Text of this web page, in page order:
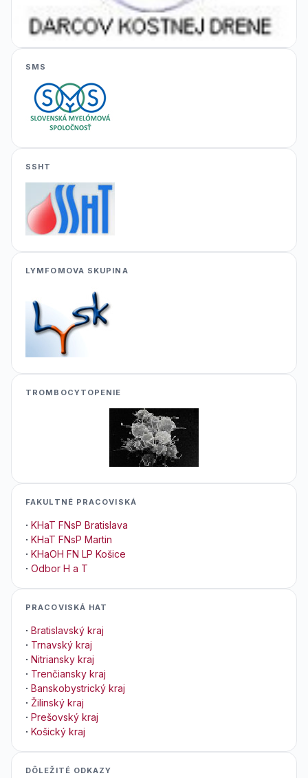
SMS
SSHT
LYMFOMOVA SKUPINA
TROMBOCYTOPENIE
FAKULTNÉ PRACOVISKÁ
· KHaT FNsP Bratislava
· KHaT FNsP Martin
· KHaOH FN LP Košice
· Odbor H a T
PRACOVISKÁ HAT
· Bratislavský kraj
· Trnavský kraj
· Nitriansky kraj
· Trenčiansky kraj
· Banskobystrický kraj
· Žilinský kraj
· Prešovský kraj
· Košický kraj
DÔLEŽITÉ ODKAZY